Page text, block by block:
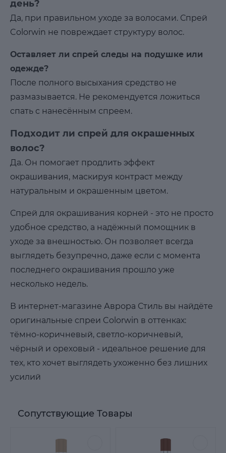
день?
Да, при правильном уходе за волосами. Спрей
Colorwin не повреждает структуру волос.
Оставляет ли спрей следы на подушке или
одежде?
После полного высыхания средство не
размазывается. Не рекомендуется ложиться
спать с нанесённым спреем.
Подходит ли спрей для окрашенных
волос?
Да. Он помогает продлить эффект
окрашивания, маскируя контраст между
натуральным и окрашенным цветом.
Спрей для окрашивания корней - это не просто
удобное средство, а надёжный помощник в
уходе за внешностью. Он позволяет всегда
выглядеть безупречно, даже если с момента
последнего окрашивания прошло уже
несколько недель.
В интернет-магазине Аврора Стиль вы найдёте
оригинальные спреи Colorwin в оттенках:
тёмно-коричневый, светло-коричневый,
чёрный и ореховый - идеальное решение для
тех, кто хочет выглядеть ухоженно без лишних
усилий
Сопутствующие Товары